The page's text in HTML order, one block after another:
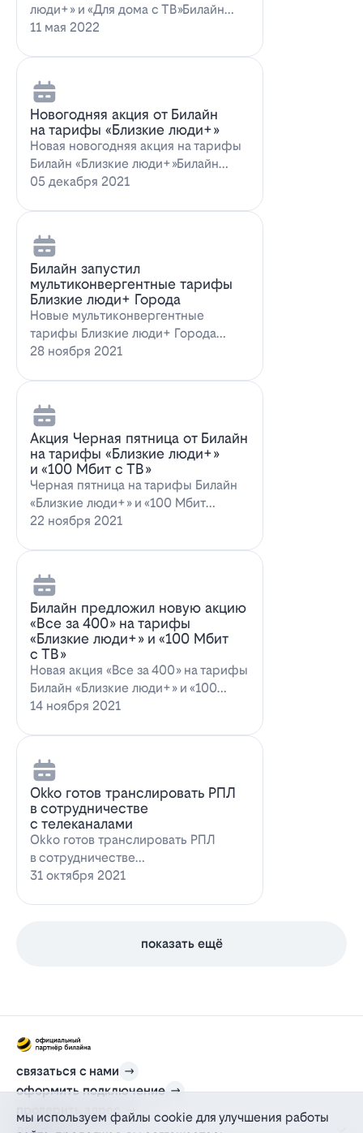
люди+» и «Для дома с ТВ»Билайн
предлагает выг…
11 мая 2022
Новогодняя акция от Билайн
на тарифы «Близкие люди+»
Новая новогодняя акция на тарифы
Билайн «Близкие люди+»Билайн
предлагает новогоднее пред…
05 декабря 2021
Билайн запустил
мультиконвергентные тарифы
Близкие люди+ Города
Новые мультиконвергентные
тарифы Близкие люди+ Города
от БилайнОператор Билайн радует
28 ноября 2021
Акция Черная пятница от Билайн
на тарифы «Близкие люди+»
и «100 Мбит с ТВ»
Черная пятница на тарифы Билайн
«Близкие люди+» и «100 Мбит
с ТВ»Билайн пред…
22 ноября 2021
Билайн предложил новую акцию
«Все за 400» на тарифы
«Близкие люди+» и «100 Мбит
с ТВ»
Новая акция «Все за 400» на тарифы
Билайн «Близкие люди+» и «100
Мбит…
14 ноября 2021
Оkko готов транслировать РПЛ
в сотрудничестве
с телеканалами
Оkko готов транслировать РПЛ
в сотрудничестве
с каналамиВидеосервис Okko
31 октября 2021
показать ещё
связаться с нами
оформить подключение
проверить адрес
для дома
мы используем файлы cookie для улучшения работы